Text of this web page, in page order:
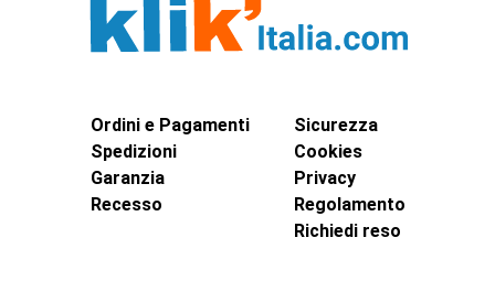
Ordini e Pagamenti
Spedizioni
Garanzia
Recesso
Sicurezza
Cookies
Privacy
Regolamento
Richiedi reso